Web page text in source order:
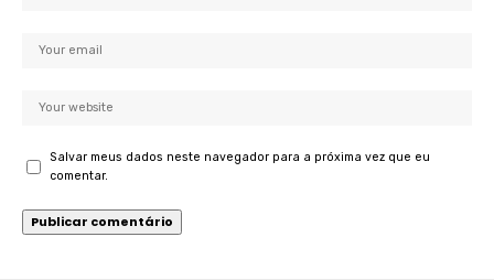
Salvar meus dados neste navegador para a próxima vez que eu
comentar.